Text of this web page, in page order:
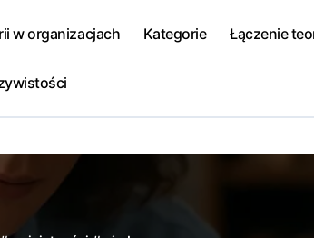
w organizacjach Kategorie Łączenie